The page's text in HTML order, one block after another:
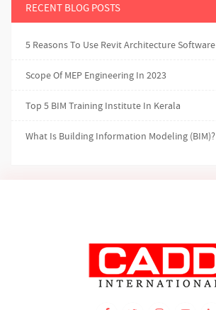
RECENT BLOG POSTS
5 Reasons To Use Revit Architecture Software
Scope Of MEP Engineering In 2023
Top 5 BIM Training Institute In Kerala
What Is Building Information Modeling (BIM)?